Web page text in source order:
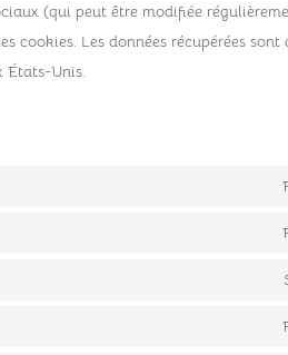
(qui peut être modifiée
cookies. Les données récupérées
États-Unis.